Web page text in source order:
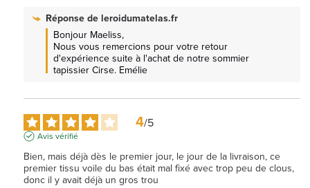
Réponse deleroidumatelas.fr
Bonjour Maeliss,
Nous vous remercions pour votre retour
d'expérience suite à l'achat de notre sommier
tapissier Cirse. Emélie
4/5
Avis vérifié
Bien, mais déjà dès le premier jour, le jour de la livraison, ce
premier tissu voile du bas était mal fixé avec trop peu de clous,
donc il y avait déjà un gros trou